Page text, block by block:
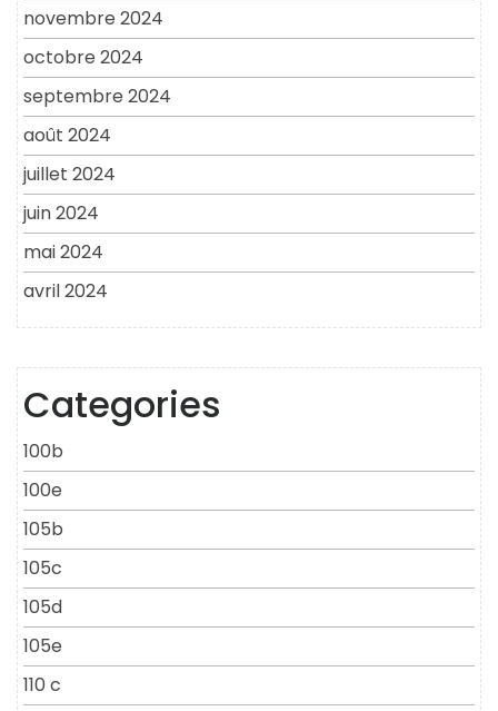
novembre 2024
octobre 2024
septembre 2024
août 2024
juillet 2024
juin 2024
mai 2024
avril 2024
Categories
100b
100e
105b
105c
105d
105e
110 c